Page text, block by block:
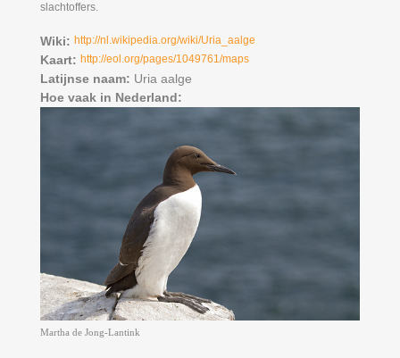
slachtoffers.
Wiki: http://nl.wikipedia.org/wiki/Uria_aalge
Kaart: http://eol.org/pages/1049761/maps
Latijnse naam: Uria aalge
Hoe vaak in Nederland:
Martha de Jong-Lantink